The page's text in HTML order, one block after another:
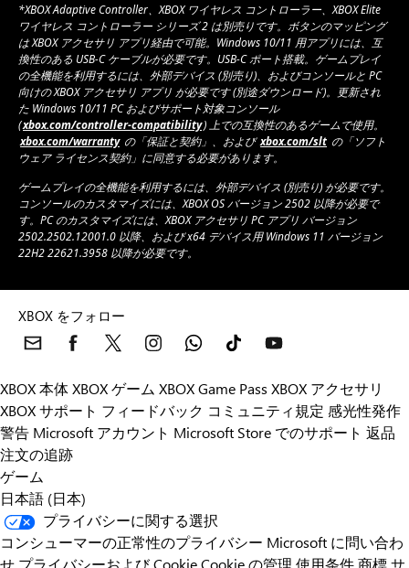
*XBOX Adaptive Controller、XBOX ワイヤレス コントローラー、XBOX Elite
ワイヤレス コントローラー シリーズ 2 は別売りです。ボタンのマッピング
は XBOX アクセサリ アプリ経由で可能。Windows 10/11 用アプリには、互
換性のある USB-C ケーブルが必要です。USB-C ポート搭載。ゲームプレイ
の全機能を利用するには、外部デバイス (別売り)、およびコンソールと PC
向けの XBOX アクセサリ アプリ が必要です (別途ダウンロード)。更新され
た Windows 10/11 PC およびサポート対象コンソール
(xbox.com/controller-compatibility) 上での互換性のあるゲームで使用。
xbox.com/warranty の「保証と契約」、およびxbox.com/slt の「ソフト
ウェア ライセンス契約」に同意する必要があります。
ゲームプレイの全機能を利用するには、外部デバイス (別売り) が必要です。
コンソールのカスタマイズには、XBOX OS バージョン 2502 以降が必要で
す。PC のカスタマイズには、XBOX アクセサリ PC アプリ バージョン
2502.2502.12001.0 以降、および x64 デバイス用 Windows 11 バージョン
22H2 22621.3958 以降が必要です。
XBOX をフォロー
XBOX 本体XBOX ゲーム XBOX Game Pass XBOX アクセサリ
XBOX サポート フィードバック コミュニティ規定 感光性発作
警告 Microsoft アカウント Microsoft Store でのサポート 返品
注文の追跡
ゲーム
日本語 (日本)
プライバシーに関する選択
コンシューマーの正常性のプライバシー Microsoft に問い合わ
せ プライバシーおよび CookieCookie の管理 使用条件商標サ